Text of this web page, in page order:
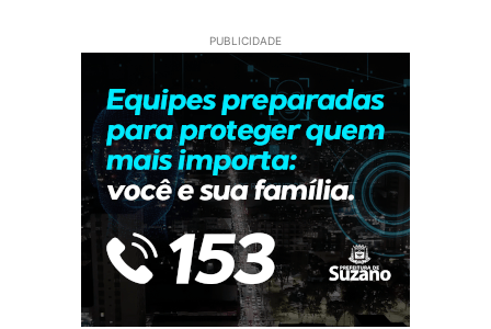
PUBLICIDADE